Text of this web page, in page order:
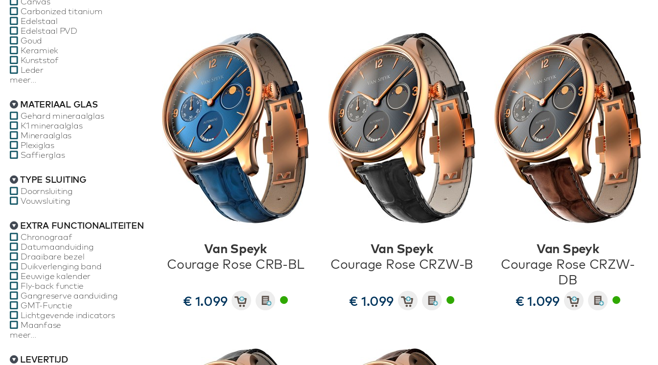
Carbonized titanium
Edelstaal
Edelstaal PVD
Goud
Keramiek
Kunststof
Leder
meer...
MATERIAAL GLAS
Gehard mineraalglas
K1 mineraalglas
Mineraalglas
Plexiglas
Saffierglas
TYPE SLUITING
Doornsluiting
Vouwsluiting
EXTRA FUNCTIONALITEITEN
Chronograaf
Datumaanduiding
Draaibare bezel
Duikverlenging band
Eeuwige kalender
Fly-back functie
Gangreserve aanduiding
GMT-Functie
Lichtgevende indicators
Maanfase
meer...
LEVERTIJD
Van Speyk
Courage Rose CRB-BL
€ 1.099
Van Speyk
Courage Rose CRZW-B
€ 1.099
Van Speyk
Courage Rose CRZW-
DB
€ 1.099